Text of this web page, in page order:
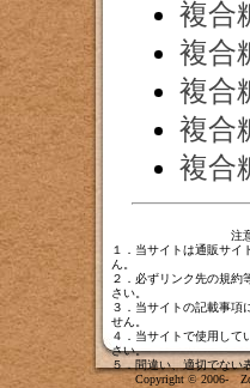
複合
複合
複合
複合
複合
注
１．当サイトは通販サイ
ん。
２．必ずリンク先の規約
さい。
３．当サイトの記載事項
せん。
４．当サイトで使用して
さい。
５．間違い、適切でない
Copyright © 2006-